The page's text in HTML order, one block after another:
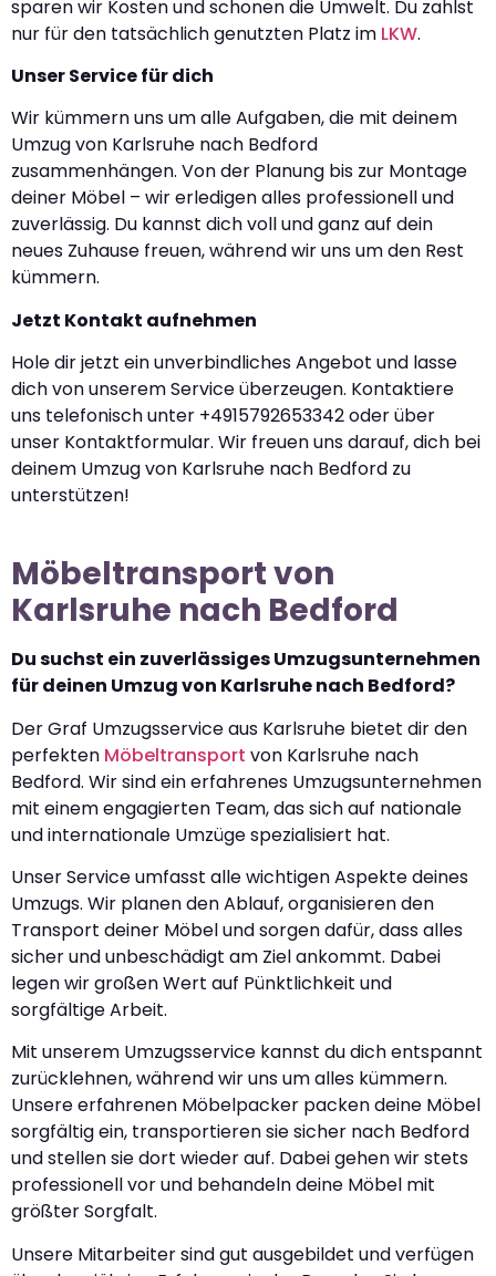
sparen wir Kosten und schonen die Umwelt. Du zahlst
nur für den tatsächlich genutzten Platz im LKW.
Unser Service für dich
Wir kümmern uns um alle Aufgaben, die mit deinem
Umzug von Karlsruhe nach Bedford
zusammenhängen. Von der Planung bis zur Montage
deiner Möbel – wir erledigen alles professionell und
zuverlässig. Du kannst dich voll und ganz auf dein
neues Zuhause freuen, während wir uns um den Rest
kümmern.
Jetzt Kontakt aufnehmen
Hole dir jetzt ein unverbindliches Angebot und lasse
dich von unserem Service überzeugen. Kontaktiere
uns telefonisch unter +4915792653342 oder über
unser Kontaktformular. Wir freuen uns darauf, dich bei
deinem Umzug von Karlsruhe nach Bedford zu
unterstützen!
Möbeltransport von
Karlsruhe nach Bedford
Du suchst ein zuverlässiges Umzugsunternehmen
für deinen Umzug von Karlsruhe nach Bedford?
Der Graf Umzugsservice aus Karlsruhe bietet dir den
perfekten Möbeltransport von Karlsruhe nach
Bedford. Wir sind ein erfahrenes Umzugsunternehmen
mit einem engagierten Team, das sich auf nationale
und internationale Umzüge spezialisiert hat.
Unser Service umfasst alle wichtigen Aspekte deines
Umzugs. Wir planen den Ablauf, organisieren den
Transport deiner Möbel und sorgen dafür, dass alles
sicher und unbeschädigt am Ziel ankommt. Dabei
legen wir großen Wert auf Pünktlichkeit und
sorgfältige Arbeit.
Mit unserem Umzugsservice kannst du dich entspannt
zurücklehnen, während wir uns um alles kümmern.
Unsere erfahrenen Möbelpacker packen deine Möbel
sorgfältig ein, transportieren sie sicher nach Bedford
und stellen sie dort wieder auf. Dabei gehen wir stets
professionell vor und behandeln deine Möbel mit
größter Sorgfalt.
Unsere Mitarbeiter sind gut ausgebildet und verfügen